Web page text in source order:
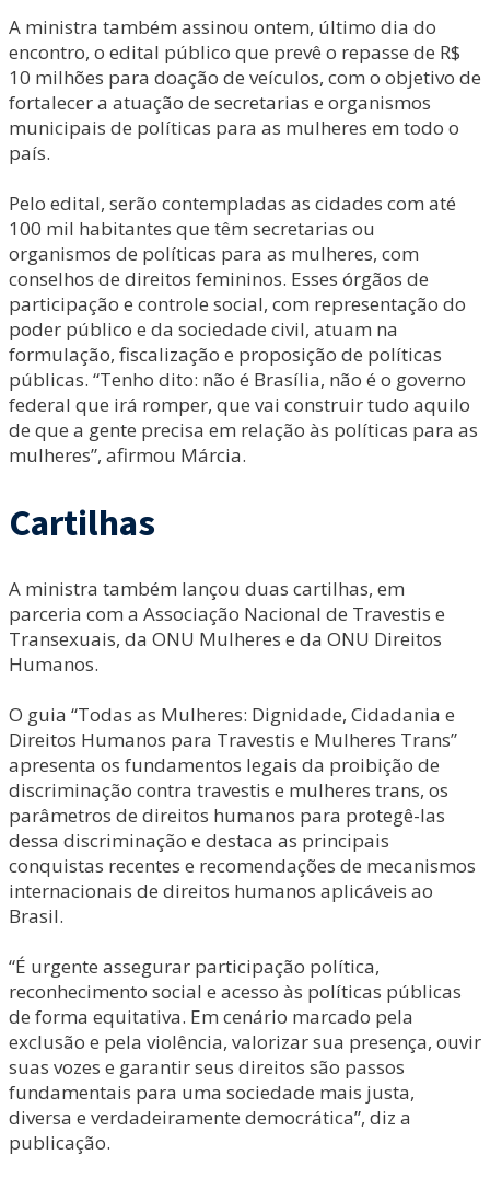
A ministra também assinou ontem, último dia do
encontro, o edital público que prevê o repasse de R$
10 milhões para doação de veículos, com o objetivo de
fortalecer a atuação de secretarias e organismos
municipais de políticas para as mulheres em todo o
país.
Pelo edital, serão contempladas as cidades com até
100 mil habitantes que têm secretarias ou
organismos de políticas para as mulheres, com
conselhos de direitos femininos. Esses órgãos de
participação e controle social, com representação do
poder público e da sociedade civil, atuam na
formulação, fiscalização e proposição de políticas
públicas. “Tenho dito: não é Brasília, não é o governo
federal que irá romper, que vai construir tudo aquilo
de que a gente precisa em relação às políticas para as
mulheres”, afirmou Márcia.
Cartilhas
A ministra também lançou duas cartilhas, em
parceria com a Associação Nacional de Travestis e
Transexuais, da ONU Mulheres e da ONU Direitos
Humanos.
O guia “Todas as Mulheres: Dignidade, Cidadania e
Direitos Humanos para Travestis e Mulheres Trans”
apresenta os fundamentos legais da proibição de
discriminação contra travestis e mulheres trans, os
parâmetros de direitos humanos para protegê-las
dessa discriminação e destaca as principais
conquistas recentes e recomendações de mecanismos
internacionais de direitos humanos aplicáveis ao
Brasil.
“É urgente assegurar participação política,
reconhecimento social e acesso às políticas públicas
de forma equitativa. Em cenário marcado pela
exclusão e pela violência, valorizar sua presença, ouvir
suas vozes e garantir seus direitos são passos
fundamentais para uma sociedade mais justa,
diversa e verdadeiramente democrática”, diz a
publicação.